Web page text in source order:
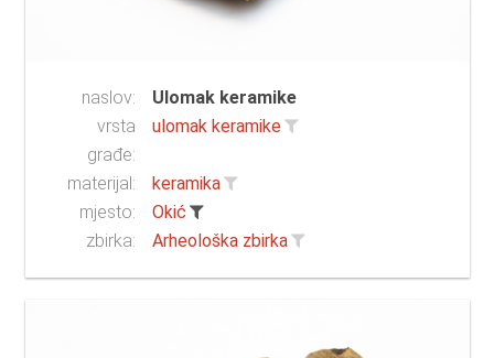
naslov:
Ulomak keramike
vrsta
građe:
ulomak keramike
materijal:
keramika
mjesto:
Okić
zbirka:
Arheološka zbirka